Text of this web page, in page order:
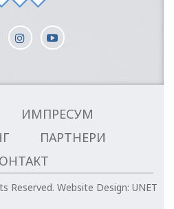
ИМПРЕСУМ
ПАРТНЕРИ
Reserved. Website Design: UNET